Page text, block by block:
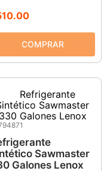
.00
Sawmaster
Galones Lenox